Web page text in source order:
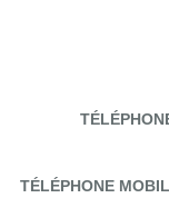
TÉLÉPHONE